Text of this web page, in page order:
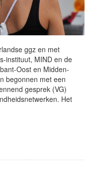
ggz en met
instituut, MIND en de
Oost en Midden-
begonnen met een
gesprek (VG)
Het